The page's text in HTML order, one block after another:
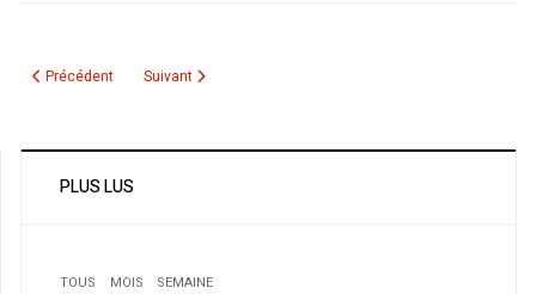
Article précédent : La mesure prendra effet à partir de septembre 2008:
Précédent Article suivant : Ouverture des plis d’offres pour l’étude
Suivant
PLUS LUS
TOUS MOIS SEMAINE